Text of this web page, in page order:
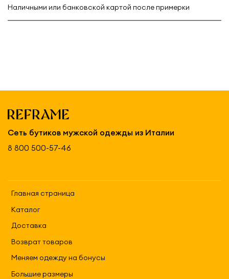
Наличными или банковской картой после примерки
Главная страница
Каталог
Доставка
Возврат товаров
Меняем одежду на бонусы
Большие размеры
Сеть бутиков мужской одежды из Италии
8 800 500-57-46